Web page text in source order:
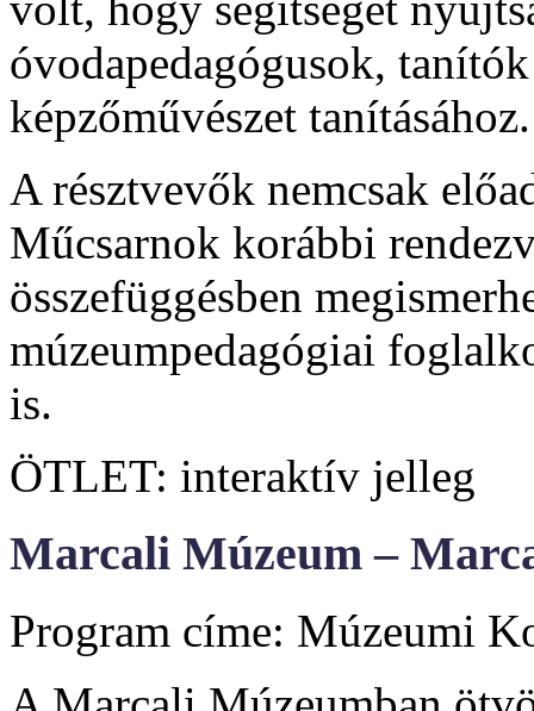
óvodapedagógusok,
képzőművészet tanításához.
A résztvevők nemcsak
Műcsarnok korábbi
összefüggésben
múzeumpedagógiai
is.
ÖTLET: interaktív jelleg
Marcali Múzeum –
Program címe: Múzeumi